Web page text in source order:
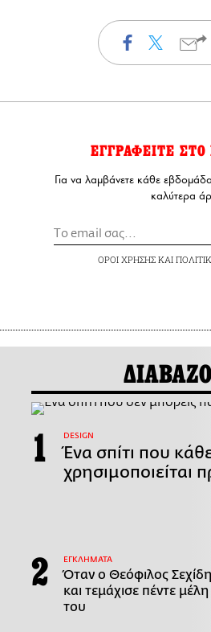
ΕΓΓΡΑΦΕΙΤΕ ΣΤΟ
Για να λαμβάνετε κάθε
καλύτερα
ΟΡΟΙ ΧΡΗΣΗΣΚΑΙ
DESIGN
Ένα σπίτι που
χρησιμοποιείται
ΕΓΚΛΗΜΑΤΑ
Όταν ο Θεόφιλος
και τεμάχισε πέντε
του